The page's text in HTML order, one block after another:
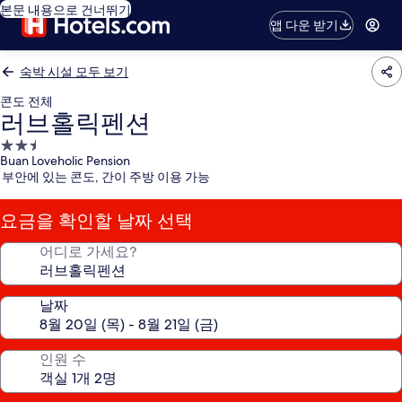
본문 내용으로 건너뛰기
앱 다운 받기
숙박 시설 모두 보기
콘도 전체
러브홀릭펜션
2.5
성
급
숙
박
시
Buan Loveholic Pension
부안에 있는 콘도, 간이 주방 이용 가능
요금을 확인할 날짜 선택
어디로 가세요?
날짜
인원 수